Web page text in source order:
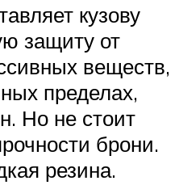
кузову
защиту от
веществ,
пределах,
Но не стоит
брони.
резина.